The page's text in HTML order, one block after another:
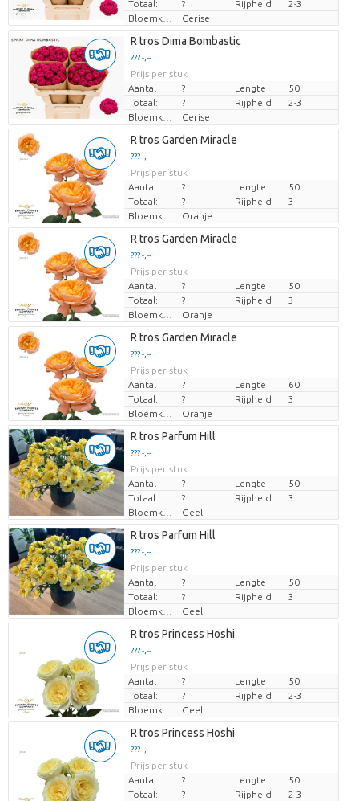
Laden...
??? -,--
Prijs per stuk
Laden...
??? -,--
Prijs per stuk
Laden...
??? -,--
Prijs per stuk
Laden...
??? -,--
Prijs per stuk
Laden...
??? -,--
Prijs per stuk
Laden...
??? -,--
Prijs per stuk
Laden...
??? -,--
Prijs per stuk
Laden...
??? -,--
Prijs per stuk
Totaal:
? Rijpheid
2-3
Bloemkleur
Cerise
R tros Dima Bombastic
??? -,--
Prijs per stuk
Aantal
? Lengte
50
Totaal:
? Rijpheid
2-3
Bloemkleur
Cerise
R tros Garden Miracle
??? -,--
Prijs per stuk
Aantal
? Lengte
50
Totaal:
? Rijpheid
3
Bloemkleur
Oranje
R tros Garden Miracle
??? -,--
Prijs per stuk
Aantal
? Lengte
50
Totaal:
? Rijpheid
3
Bloemkleur
Oranje
R tros Garden Miracle
??? -,--
Prijs per stuk
Aantal
? Lengte
60
Totaal:
? Rijpheid
3
Bloemkleur
Oranje
R tros Parfum Hill
??? -,--
Prijs per stuk
Aantal
? Lengte
50
Totaal:
? Rijpheid
3
Bloemkleur
Geel
R tros Parfum Hill
??? -,--
Prijs per stuk
Aantal
? Lengte
50
Totaal:
? Rijpheid
3
Bloemkleur
Geel
R tros Princess Hoshi
??? -,--
Prijs per stuk
Aantal
? Lengte
50
Totaal:
? Rijpheid
2-3
Bloemkleur
Geel
R tros Princess Hoshi
??? -,--
Prijs per stuk
Aantal
? Lengte
50
Totaal:
? Rijpheid
2-3